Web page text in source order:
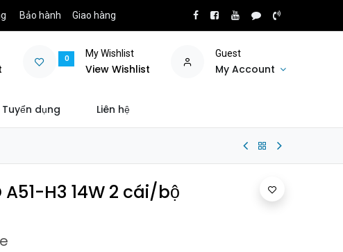
Bảo hành Giao hàng
0 My Wishlist
View Wishlist
Guest
My Account
Tuyển dụng Liên hệ
A51-H3 14W 2 cái/bộ